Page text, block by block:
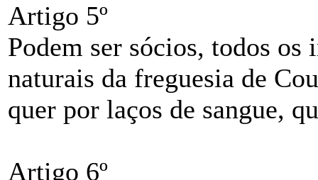
Artigo 5º
Podem ser sócios, todos os
naturais da freguesia de
quer por laços de sangue,
Artigo 6º